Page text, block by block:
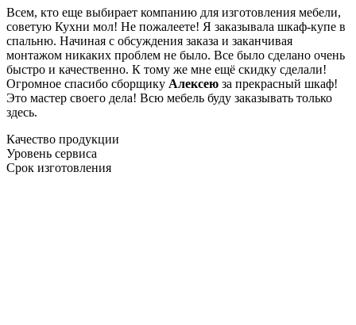
Всем, кто еще выбирает компанию для изготовления мебели,
советую Кухни мол! Не пожалеете! Я заказывала шкаф-купе в
спальню. Начиная с обсуждения заказа и заканчивая
монтажом никаких проблем не было. Все было сделано очень
быстро и качественно. К тому же мне ещё скидку сделали!
Огромное спасибо сборщику Алексею за прекрасный шкаф!
Это мастер своего дела! Всю мебель буду заказывать только
здесь.
Качество продукции
Уровень сервиса
Срок изготовления